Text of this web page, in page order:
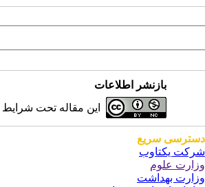
بازنشر اطلاعات
این مقاله تحت شرایط
دسترسی سریع
شرکت یکتاوب
وزارت علوم
وزارت بهداشت